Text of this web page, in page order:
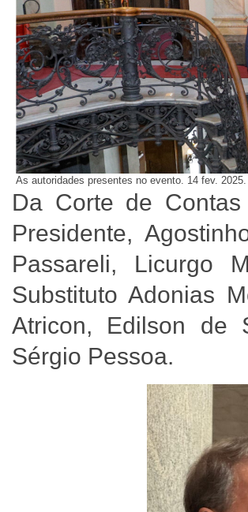
As autoridades presentes no evento. 14 fev.
Da Corte de
Presidente,
Passareli, Licurgo
Substituto Adonias
Atricon, Edilson de
Sérgio Pessoa.